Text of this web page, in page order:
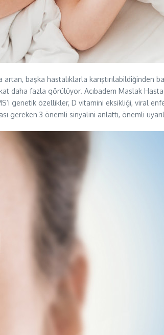
artan, başka hastalıklarla
daha fazla görülüyor. Acıbadem Maslak
genetik özellikler, D vitamini eksikliği, viral
gereken 3 önemli sinyalini anlattı, önemli